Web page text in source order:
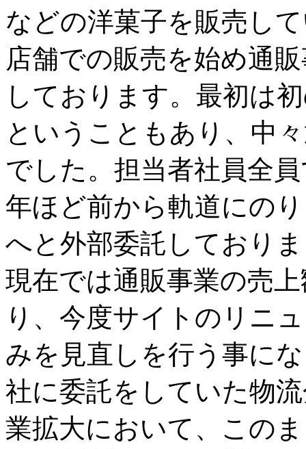
などの洋菓子を販売し
店舗での販売を始め通
しております。最初は
ということもあり、中
でした。担当者社員全
年ほど前から軌道にの
へと外部委託しており
現在では通販事業の売
り、今度サイトのリニ
みを見直しを行う事に
社に委託をしていた物
業拡大において、この